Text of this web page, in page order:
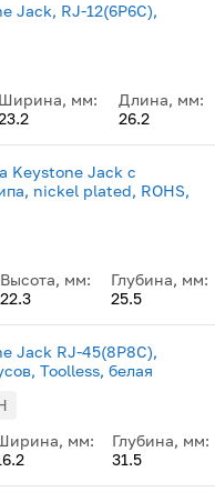
Jack, RJ-12(6P6C),
Ширина, мм:
Длина, мм:
26.2
Keystone Jack с
nickel plated, ROHS,
Высота, мм:
22.3
Глубина, мм:
25.5
Jack RJ-45(8P8C),
Toolless, белая
мм:
Глубина, мм:
31.5